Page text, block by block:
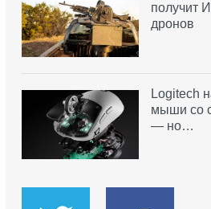
получит
дронов
Logitech
мыши со
— но…